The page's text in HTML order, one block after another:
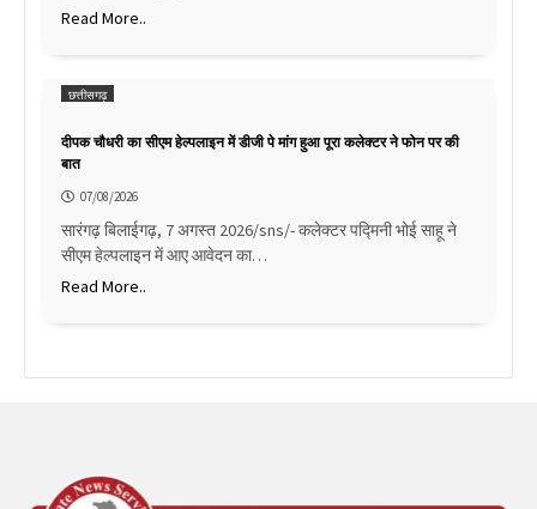
Read More..
छत्तीसगढ़
दीपक चौधरी का सीएम हेल्पलाइन में डीजी पे मांग हुआ पूरा कलेक्टर ने फोन पर की
बात
07/08/2026
सारंगढ़ बिलाईगढ़, 7 अगस्त 2026/sns/- कलेक्टर पद्मिनी भोई साहू ने
सीएम हेल्पलाइन में आए आवेदन का…
Read More..